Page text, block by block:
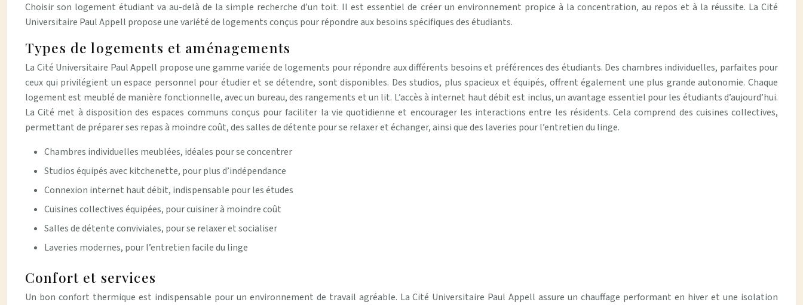
Choisir son logement étudiant va au-delà de la simple recherche d’un toit. Il est essentiel de créer un environnement propice à la concentration, au repos et à la réussite. La Cité
Universitaire Paul Appell propose une variété de logements conçus pour répondre aux besoins spécifiques des étudiants.
Types de logements et aménagements
La Cité Universitaire Paul Appell propose une gamme variée de logements pour répondre aux différents besoins et préférences des étudiants. Des chambres individuelles, parfaites pour
ceux qui privilégient un espace personnel pour étudier et se détendre, sont disponibles. Des studios, plus spacieux et équipés, offrent également une plus grande autonomie. Chaque
logement est meublé de manière fonctionnelle, avec un bureau, des rangements et un lit. L’accès à internet haut débit est inclus, un avantage essentiel pour les étudiants d’aujourd’hui.
La Cité met à disposition des espaces communs conçus pour faciliter la vie quotidienne et encourager les interactions entre les résidents. Cela comprend des cuisines collectives,
permettant de préparer ses repas à moindre coût, des salles de détente pour se relaxer et échanger, ainsi que des laveries pour l’entretien du linge.
Chambres individuelles meublées, idéales pour se concentrer
Studios équipés avec kitchenette, pour plus d’indépendance
Connexion internet haut débit, indispensable pour les études
Cuisines collectives équipées, pour cuisiner à moindre coût
Salles de détente conviviales, pour se relaxer et socialiser
Laveries modernes, pour l’entretien facile du linge
Confort et services
Un bon confort thermique est indispensable pour un environnement de travail agréable. La Cité Universitaire Paul Appell assure un chauffage performant en hiver et une isolation